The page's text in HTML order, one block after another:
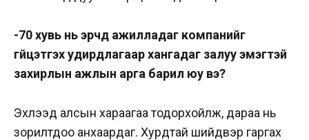
-70 хувь нь эрчүүд ажилладаг компанийг
гүйцэтгэх удирдлагаар хангадаг залуу эмэгтэй
захирлын ажлын арга барил юу вэ?
Эхлээд алсын хараагаа тодорхойлж, дараа нь
зорилтдоо анхаардаг. Хурдтай шийдвэр гаргах